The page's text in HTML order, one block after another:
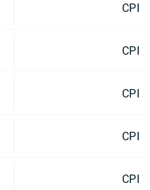
CPI
CPI
CPI
CPI
CPI